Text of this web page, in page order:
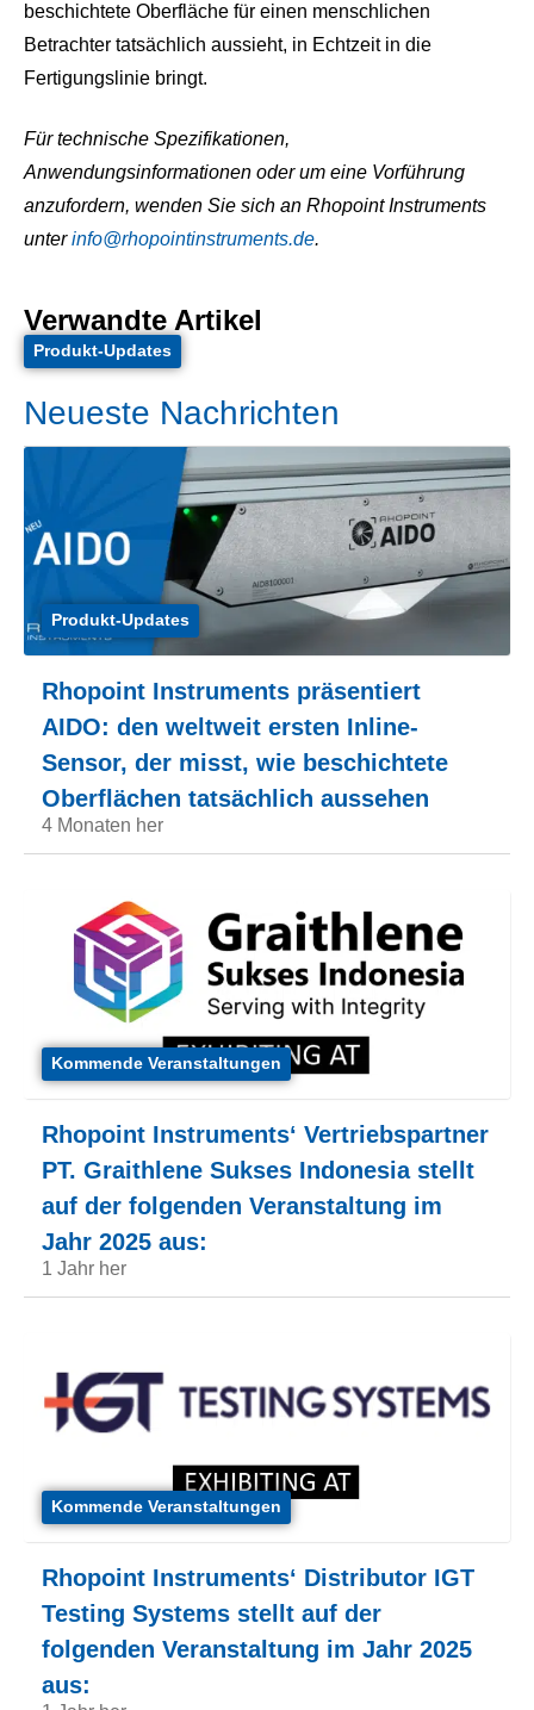
beschichtete Oberfläche für einen menschlichen
Betrachter tatsächlich aussieht, in Echtzeit in die
Fertigungslinie bringt.
Für technische Spezifikationen,
Anwendungsinformationen oder um eine Vorführung
anzufordern, wenden Sie sich an Rhopoint Instruments
unterinfo@rhopointinstruments.de.
Verwandte Artikel
Produkt-Updates
Neueste Nachrichten
Produkt-Updates
Rhopoint Instruments präsentiert
AIDO: den weltweit ersten Inline-
Sensor, der misst, wie beschichtete
Oberflächen tatsächlich aussehen
4 Monaten her
Kommende Veranstaltungen
Rhopoint Instruments‘ Vertriebspartner
PT. Graithlene Sukses Indonesia stellt
auf der folgenden Veranstaltung im
Jahr 2025 aus:
1 Jahr her
Kommende Veranstaltungen
Rhopoint Instruments‘ Distributor IGT
Testing Systems stellt auf der
folgenden Veranstaltung im Jahr 2025
aus: